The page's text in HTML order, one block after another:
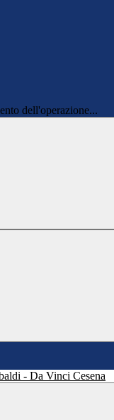
dell'operazione...